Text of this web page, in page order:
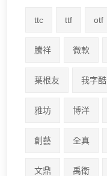
ttc ttf otf
騰祥 微軟
葉根友 我字酷
雅坊 博洋
創藝 全真
文鼎 禹衛